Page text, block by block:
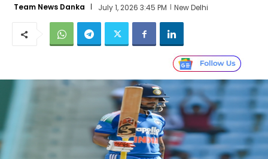
Team News Danka July 1, 2026 3:45 PM New Delhi